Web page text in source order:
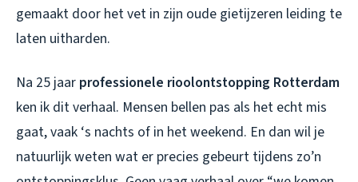
gemaakt door het vet in zijn oude gietijzeren leiding te
laten uitharden.
Na 25 jaar professionele rioolontstopping Rotterdam
ken ik dit verhaal. Mensen bellen pas als het echt mis
gaat, vaak ‘s nachts of in het weekend. En dan wil je
natuurlijk weten wat er precies gebeurt tijdens zo’n